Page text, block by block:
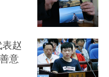
赵
意